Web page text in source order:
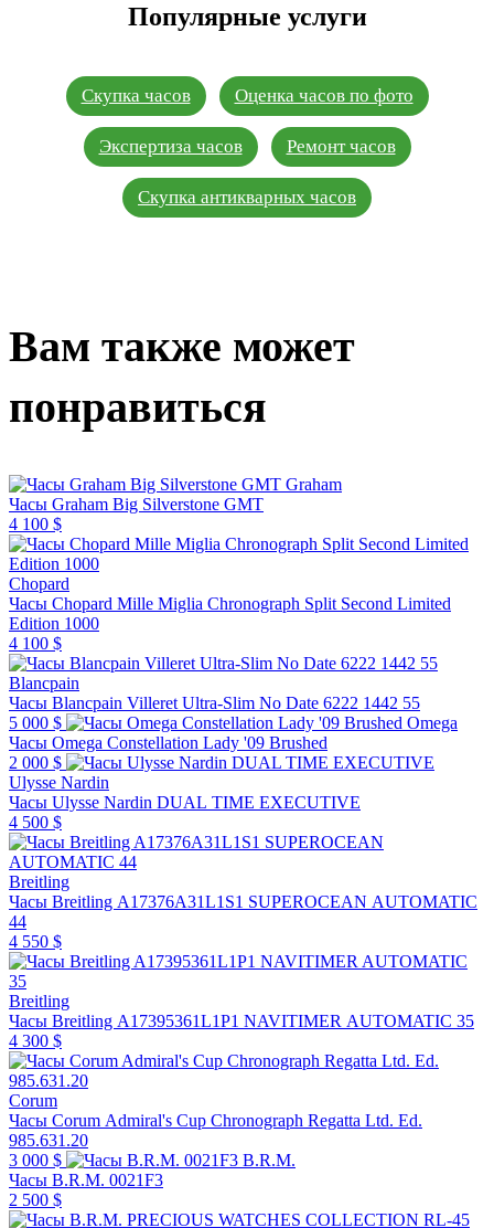
Популярные услуги
Скупка часов Оценка часов по фото
Экспертиза часов Ремонт часов
Скупка антикварных часов
Вам также может
понравиться
Graham
Часы Graham Big Silverstone GMT
4 100 $
Chopard
Часы Chopard Mille Miglia Chronograph Split Second Limited
Edition 1000
4 100 $
Blancpain
Часы Blancpain Villeret Ultra-Slim No Date 6222 1442 55
5 000 $
Omega
Часы Omega Constellation Lady '09 Brushed
2 000 $
Ulysse Nardin
Часы Ulysse Nardin DUAL TIME EXECUTIVE
4 500 $
Breitling
Часы Breitling A17376A31L1S1 SUPEROCEAN AUTOMATIC
44
4 550 $
Breitling
Часы Breitling A17395361L1P1 NAVITIMER AUTOMATIC 35
4 300 $
Corum
Часы Corum Admiral's Cup Chronograph Regatta Ltd. Ed.
985.631.20
3 000 $
B.R.M.
Часы B.R.M. 0021F3
2 500 $